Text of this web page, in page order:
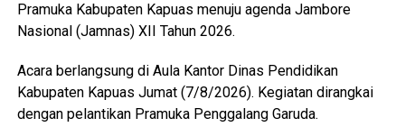
Meski begitu terjadi permasalahan atas kondisi lahan di
antaranya perbedaan data antar instansi perubahan
“Oleh karena itu terkait hal tersebut kami menyepakati data
final LP2B data LCP2B menyempurnakan Raperda melalui
Pramuka Kabupaten Kapuas menuju agenda Jambore
Nasional (Jamnas) XII Tahun 2026.
Acara berlangsung di Aula Kantor Dinas Pendidikan
Kabupaten Kapuas Jumat (7/8/2026). Kegiatan dirangkai
dengan pelantikan Pramuka Penggalang Garuda.